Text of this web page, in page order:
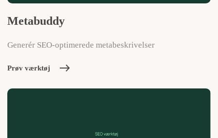
Metabuddy
Generér SEO-optimerede metabeskrivelser
Prøv værktøj